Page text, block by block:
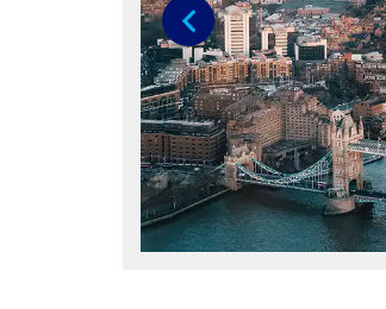
Anterior